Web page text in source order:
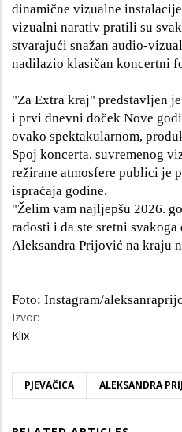
dinamične vizualne
vizualni narativ pratili su
stvarajući snažan audio-
nadilazio klasičan koncertni
"Za Extra kraj" predstavljen
i prvi dnevni doček Nove
ovako spektakularnom,
Spoj koncerta, suvremenog
režirane atmosfere publici je
ispraćaja godine.
"Želim vam najljepšu 2026.
radosti i da ste sretni
Aleksandra Prijović na kraju
Foto: Instagram/
Izvor:
Klix
PJEVAČICA ALEKSANDRA